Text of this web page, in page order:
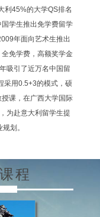
利45%的大学QS排名
学生推出免学费留学
年面向艺术生推出
全免学费，高额奖学金
吸引了近万名中国留
采用0.5+3的模式，硕
课，在广西大学国际
为赴意大利留学生提
划。
程